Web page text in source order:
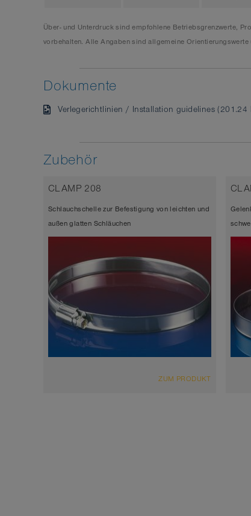
Über- und Unterdruck sind empfohlene Betriebsgrenzwerte,
vorbehalten. Alle Angaben sind allgemeine
Dokumente
Verlegerichtlinien / Installation guidelines (201.24
Zubehör
CLAMP 208
Schlauchschelle zur Befestigung von leichten und
außen glatten Schläuchen
ZUM PRODUKT